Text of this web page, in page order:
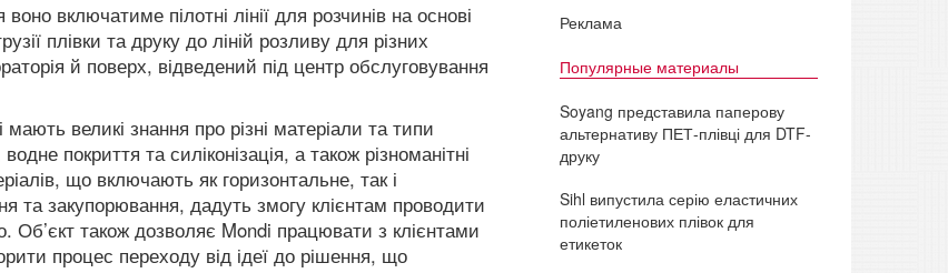
включатиме пілотні лінії для розчинів на основі
плівки та друку до ліній розливу для різних
й поверх, відведений під центр обслуговування
великі знання про різні матеріали та типи
покриття та силіконізація, а також різноманітні
що включають як горизонтальне, так і
закупорювання, дадуть змогу клієнтам проводити
також дозволяє Mondi працювати з клієнтами
процес переходу від ідеї до рішення, що
Реклама
Популярные материалы
Soyang представила паперову
альтернативу ПЕТ-плівці для DTF-
друку
Sihl випустила серію еластичних
поліетиленових плівок для
етикеток